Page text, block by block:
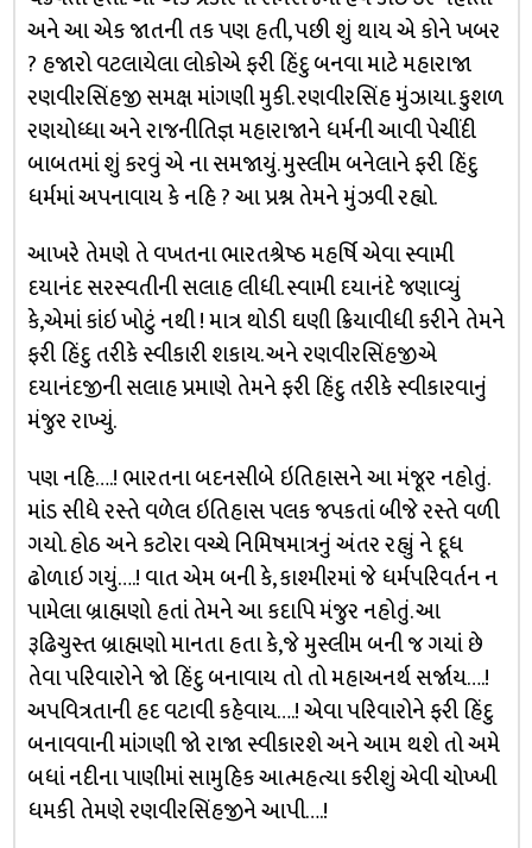
અને આ એક જાતની તક પણ હતી, પછી શું થાય એ કોને ખબર
? હજારો વટલાયેલા લોકોએ ફરી હિંદુ બનવા માટે મહારાજા
રણવીરસિંહજી સમક્ષ માંગણી મુકી. રણવીરસિંહ મુંઝાયા. કુશળ
રણયોધ્ધા અને રાજનીતિજ્ઞ મહારાજાને ધર્મની આવી પેચીંદી
બાબતમાં શું કરવું એ ના સમજાયું. મુસ્લીમ બનેલાને ફરી હિંદુ
ધર્મમાં અપનાવાય કે નહિ ? આ પ્રશ્ન તેમને મુંઝવી રહ્યો.
આખરે તેમણે તે વખતના ભારતશ્રેષ્ઠ મહર્ષિ એવા સ્વામી
દયાનંદ સરસ્વતીની સલાહ લીધી. સ્વામી દયાનંદે જણાવ્યું
કે,એમાં કાંઇ ખોટું નથી ! માત્ર થોડી ઘણી ક્રિયાવીધી કરીને તેમને
ફરી હિંદુ તરીકે સ્વીકારી શકાય. અને રણવીરસિંહજીએ
દયાનંદજીની સલાહ પ્રમાણે તેમને ફરી હિંદુ તરીકે સ્વીકારવાનું
મંજુર રાખ્યું.
પણ નહિ….! ભારતના બદનસીબે ઇતિહાસને આ મંજૂર નહોતું.
માંડ સીધે રસ્તે વળેલ ઇતિહાસ પલક જપકતાં બીજે રસ્તે વળી
ગયો. હોઠ અને કટોરા વચ્ચે નિમિષમાત્રનું અંતર રહ્યું ને દૂધ
ઢોળાઇ ગયું….! વાત એમ બની કે, કાશ્મીરમાં જે ધર્મપરિવર્તન ન
પામેલા બ્રાહ્મણો હતાં તેમને આ કદાપિ મંજુર નહોતું. આ
રૂઢિચુસ્ત બ્રાહ્મણો માનતા હતા કે,જે મુસ્લીમ બની જ ગયાં છે
તેવા પરિવારોને જો હિંદુ બનાવાય તો તો મહાઅનર્થ સર્જાય….!
અપવિત્રતાની હદ વટાવી કહેવાય….! એવા પરિવારોને ફરી હિંદુ
બનાવવાની માંગણી જો રાજા સ્વીકારશે અને આમ થશે તો અમે
બધાં નદીના પાણીમાં સામુહિક આત્મહત્યા કરીશું એવી ચોખ્ખી
ધમકી તેમણે રણવીરસિંહજીને આપી….!